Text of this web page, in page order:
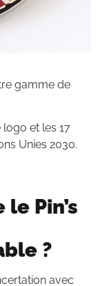
gamme de
et les 17
Unies 2030.
Pin’s
?
avec